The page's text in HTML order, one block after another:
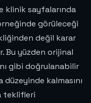
klinik sayfalarında
görüleceği
değil karar
Bu yüzden orijinal
gibi doğrulanabilir
düzeyinde kalmasını
teklifleri